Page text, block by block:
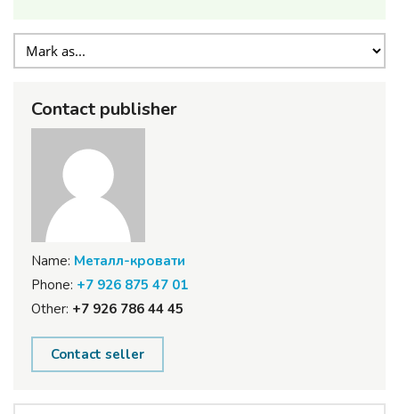
Contact publisher
Name: Металл-кровати
Phone: +7 926 875 47 01
Other: +7 926 786 44 45
Contact seller